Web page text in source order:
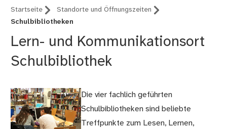
Startseite
Standorte und Öffnungszeiten
Schulbibliotheken
Lern- und Kommunikationsort
Schulbibliothek
Die vier fachlich geführten
Schulbibliotheken sind beliebte
Treffpunkte zum Lesen, Lernen,